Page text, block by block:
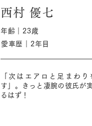
西村 優七
年齢｜23歳
愛車歴｜2年目
「次はエアロと足まわり
す」。きっと凄腕の彼氏が
るはず！